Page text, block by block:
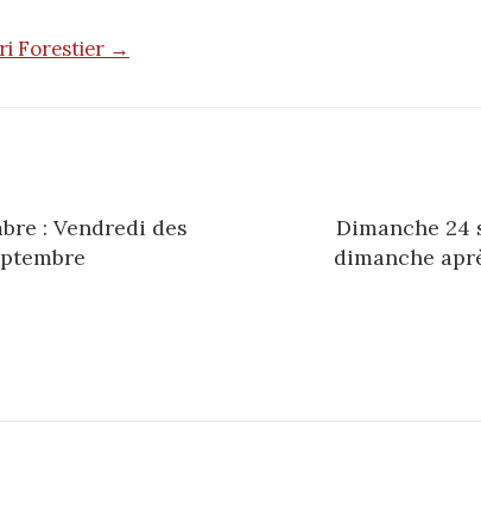
Forestier →
: Vendredi des
Dimanche 24
dimanche